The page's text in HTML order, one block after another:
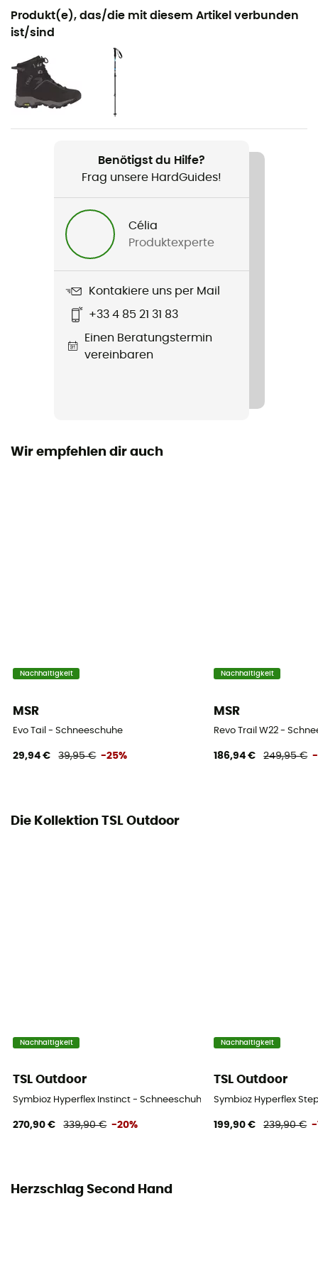
Geeignet für
Schneeschuhwandern
Geschlecht
Herren / Damen
Produkt
418/438 Up & Down Grip
Material auf pflanzlicher Basis / Origine Européenne
Garantie
Produkt(e), das/die mit diesem Artikel verbunden
ist/sind
Benötigst du Hilfe?
Frag unsere HardGuides!
Célia
Produktexperte
Kontakiere uns per Mail
+33 4 85 21 31 83
Einen Beratungstermin
vereinbaren
Wir empfehlen dir auch
Nachhaltigkeit
MSR
Evo Tail - Schneeschuhe
29,94 € 39,95 € -25%
Nachhaltigkeit
MSR
Revo Trail W22 -
186,94 € 249,95 € -
Die Kollektion TSL Outdoor
Nachhaltigkeit
TSL Outdoor
Symbioz Hyperflex Instinct - Schneeschuhe
270,90 € 339,90 € -20%
Nachhaltigkeit
TSL Outdoor
Symbioz Hyperflex
199,90 € 239,90 € -
Herzschlag Second Hand